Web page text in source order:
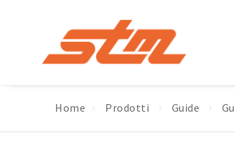
Home Prodotti Guide